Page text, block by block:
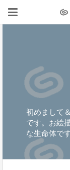
初めまして
です。お絵
な生命体で